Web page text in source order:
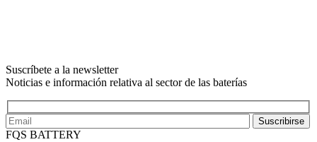
Suscríbete a la newsletter
Noticias e información relativa al sector de las baterías
Suscribirse
FQS BATTERY